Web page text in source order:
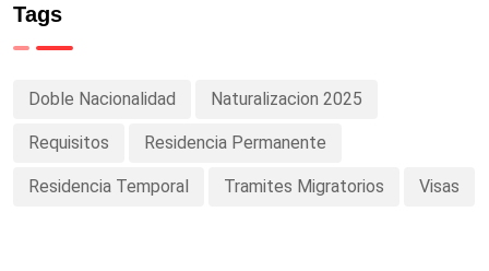
Tags
Doble Nacionalidad Naturalizacion 2025
Requisitos Residencia Permanente
Residencia Temporal Tramites Migratorios Visas